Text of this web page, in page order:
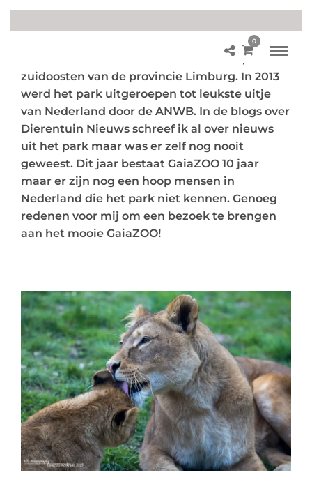
0
GaiaZOO is een dierentuin in Kerkrade, in het
zuidoosten van de provincie Limburg. In 2013
werd het park uitgeroepen tot leukste uitje
van Nederland door de ANWB. In de blogs over
Dierentuin Nieuws schreef ik al over nieuws
uit het park maar was er zelf nog nooit
geweest. Dit jaar bestaat GaiaZOO 10 jaar
maar er zijn nog een hoop mensen in
Nederland die het park niet kennen. Genoeg
redenen voor mij om een bezoek te brengen
aan het mooie GaiaZOO!